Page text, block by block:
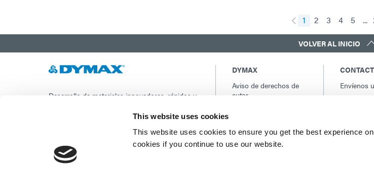
This website uses cookies
This website uses cookies to ensure you get the best experience
cookies if you continue to use our website.
1 2 3 4 5 ...
VOLVER AL INICIO
Desarrollo de materiales innovadores, rápidos y
sistemas de curado con luz UV/LED para
Este sitio está protegido por reCAPTCHA y los
DYMAX
Aviso de derechos de
autor
Términos y condiciones
de compra
Envíenos